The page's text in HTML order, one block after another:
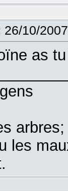
26/10/
as
les